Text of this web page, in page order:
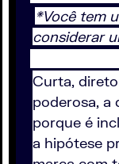
*Você tem
considerar
Curta,
poderosa, a
porque é
a hipótese